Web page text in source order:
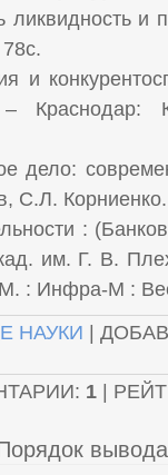
и
и
Краснодар:
дело:
С.Л.
:
им. Г. В.
: Инфра-М :
НАУКИ |
1 |